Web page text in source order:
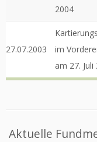
2004
27.07.2003
im
am 27. Juli
Aktuelle